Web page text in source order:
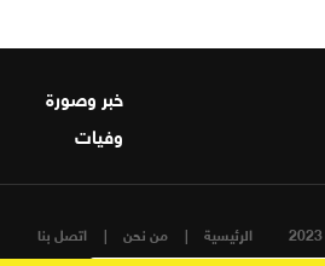
خبر وصورة
وفيات
اتصل بنا من نحن الرئيسية